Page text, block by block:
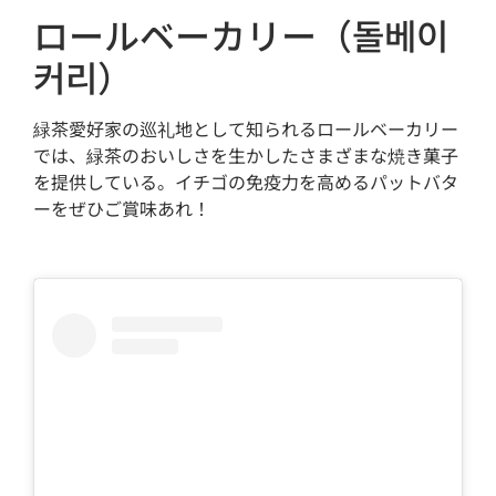
ロールベーカリー（돌베이
커리）
緑茶愛好家の巡礼地として知られるロールベーカリー
では、緑茶のおいしさを生かしたさまざまな焼き菓子
を提供している。イチゴの免疫力を高めるパットバタ
ーをぜひご賞味あれ！